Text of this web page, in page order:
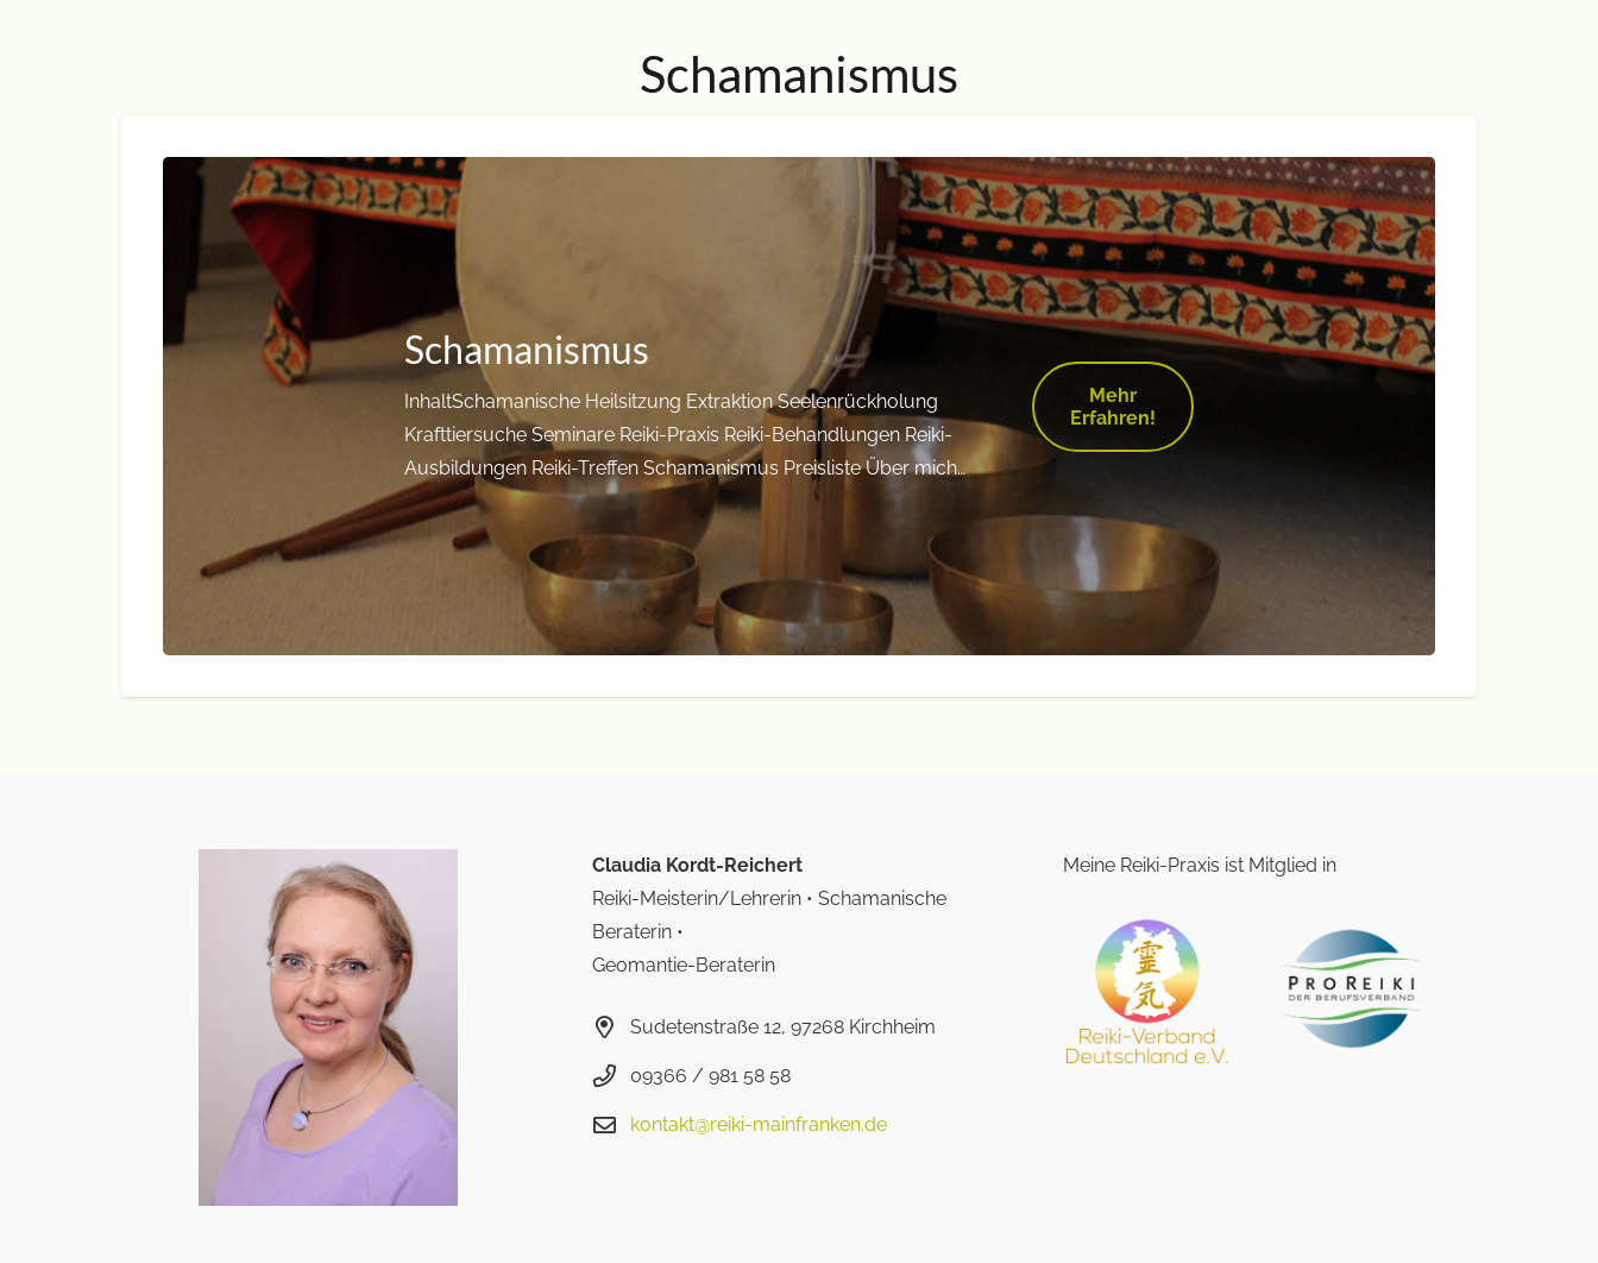
Schamanismus
Schamanismus
InhaltSchamanische Heilsitzung Extraktion Seelenrückholung
Krafttiersuche Seminare Reiki-Praxis Reiki-Behandlungen Reiki-
Ausbildungen Reiki-Treffen Schamanismus Preisliste Über mich…
Mehr
Erfahren!
Claudia Kordt-Reichert
Reiki-Meisterin/Lehrerin • Schamanische
Beraterin •
Geomantie-Beraterin
Sudetenstraße 12, 97268 Kirchheim
09366 / 981 58 58
kontakt@reiki-mainfranken.de
Meine Reiki-Praxis ist Mitglied in